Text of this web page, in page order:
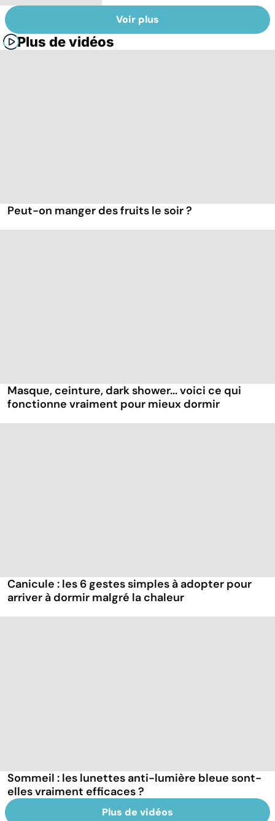
Voir plus
Plus de vidéos
Peut-on manger des fruits le soir ?
Masque, ceinture, dark shower... voici ce qui
fonctionne vraiment pour mieux dormir
Canicule : les 6 gestes simples à adopter pour
arriver à dormir malgré la chaleur
Sommeil : les lunettes anti-lumière bleue sont-
elles vraiment efficaces ?
Plus de vidéos